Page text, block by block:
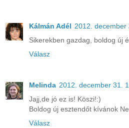
Kálmán Adél 2012. december
Sikerekben gazdag, boldog új
Válasz
Melinda 2012. december 31.
Jajj,de jó ez is! Köszi!:)
Boldog új esztendőt kívánok
Válasz